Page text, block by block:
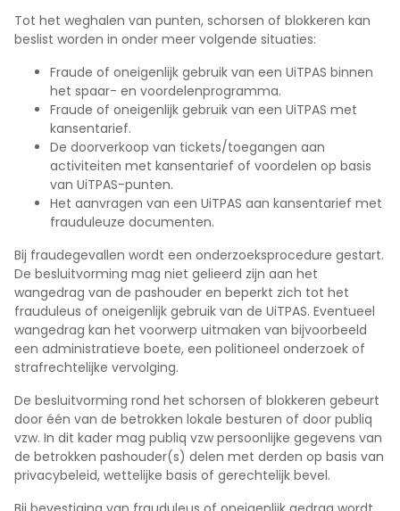
Tot het weghalen van punten, schorsen of blokkeren kan
beslist worden in onder meer volgende situaties:
Fraude of oneigenlijk gebruik van een UiTPAS binnen
het spaar- en voordelenprogramma.
Fraude of oneigenlijk gebruik van een UiTPAS met
kansentarief.
De doorverkoop van tickets/toegangen aan
activiteiten met kansentarief of voordelen op basis
van UiTPAS-punten.
Het aanvragen van een UiTPAS aan kansentarief met
frauduleuze documenten.
Bij fraudegevallen wordt een onderzoeksprocedure gestart.
De besluitvorming mag niet gelieerd zijn aan het
wangedrag van de pashouder en beperkt zich tot het
frauduleus of oneigenlijk gebruik van de UiTPAS. Eventueel
wangedrag kan het voorwerp uitmaken van bijvoorbeeld
een administratieve boete, een politioneel onderzoek of
strafrechtelijke vervolging.
De besluitvorming rond het schorsen of blokkeren gebeurt
door één van de betrokken lokale besturen of door publiq
vzw. In dit kader mag publiq vzw persoonlijke gegevens van
de betrokken pashouder(s) delen met derden op basis van
privacybeleid, wettelijke basis of gerechtelijk bevel.